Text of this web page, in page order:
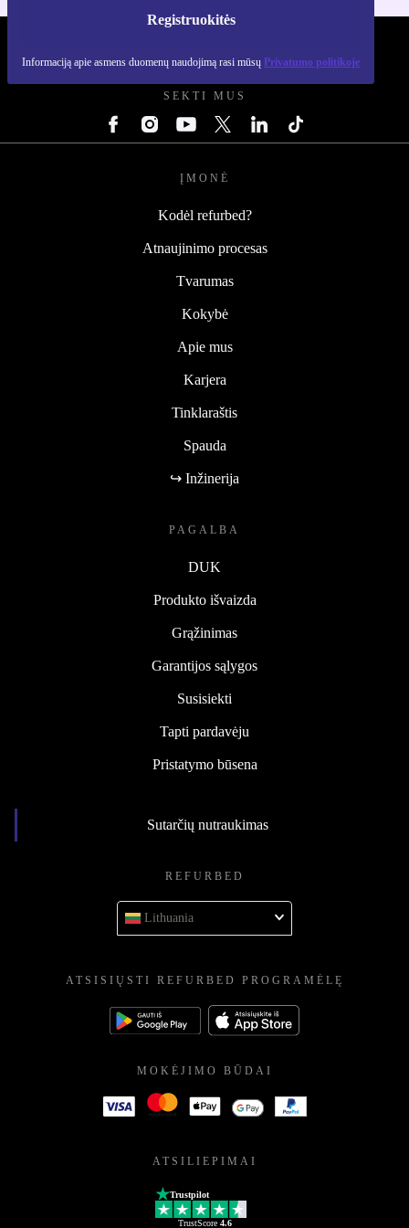
Registruokitės
Informaciją apie asmens duomenų naudojimą rasi mūsų Privatumo politikoje
SEKTI MUS
ĮMONĖ
Kodėl refurbed?
Atnaujinimo procesas
Tvarumas
Kokybė
Apie mus
Karjera
Tinklaraštis
Spauda
↪ Inžinerija
PAGALBA
DUK
Produkto išvaizda
Grąžinimas
Garantijos sąlygos
Susisiekti
Tapti pardavėju
Pristatymo būsena
Sutarčių nutraukimas
REFURBED
Lithuania
ATSISIŲSTI REFURBED PROGRAMĖLĘ
MOKĖJIMO BŪDAI
ATSILIEPIMAI
Trustpilot
TrustScore 4.6